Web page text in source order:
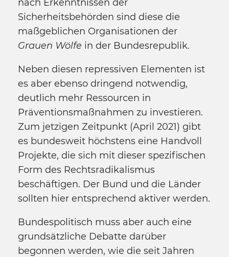
nach Erkenntnissen der
Sicherheitsbehörden sind diese die
maßgeblichen Organisationen der
Grauen Wölfe in der Bundesrepublik.
Neben diesen repressiven Elementen ist
es aber ebenso dringend notwendig,
deutlich mehr Ressourcen in
Präventionsmaßnahmen zu investieren.
Zum jetzigen Zeitpunkt (April 2021) gibt
es bundesweit höchstens eine Handvoll
Projekte, die sich mit dieser spezifischen
Form des Rechtsradikalismus
beschäftigen. Der Bund und die Länder
sollten hier entsprechend aktiver werden.
Bundespolitisch muss aber auch eine
grundsätzliche Debatte darüber
begonnen werden, wie die seit Jahren